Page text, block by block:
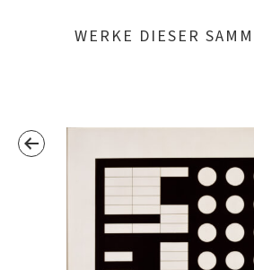
WERKE DIESER